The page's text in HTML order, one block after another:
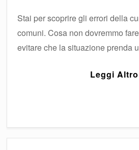
Stai per scoprire gli errori della
comuni. Cosa non dovremmo
evitare che la situazione prenda
Leggi Altro